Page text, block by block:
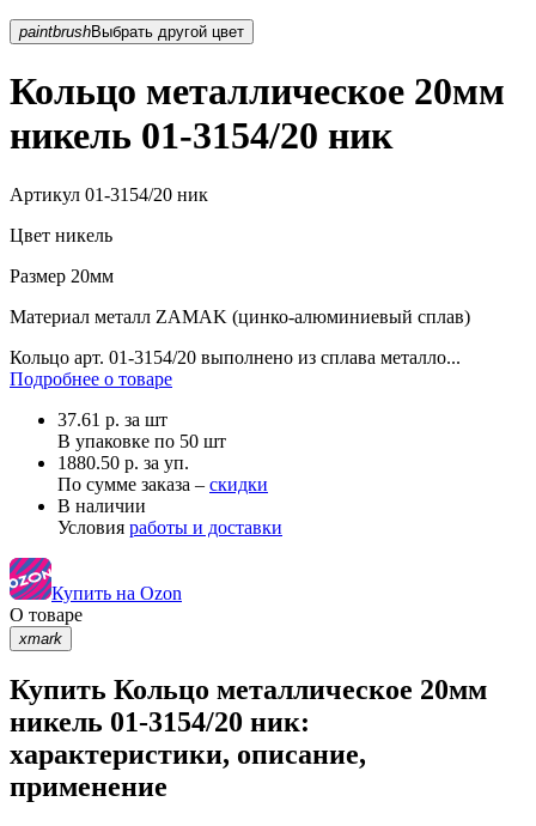
paintbrush Выбрать другой цвет
Кольцо металлическое 20мм
никель 01-3154/20 ник
Артикул 01-3154/20 ник
Цвет никель
Размер 20мм
Материал металл ZAMAK (цинко-алюминиевый сплав)
Кольцо арт. 01-3154/20 выполнено из сплава металло...
Подробнее о товаре
37.61 р. за шт
В упаковке по 50 шт
1880.50 р. за уп.
По сумме заказа – скидки
В наличии
Условия работы и доставки
Купить на Ozon
О товаре
xmark
Купить Кольцо металлическое 20мм
никель 01-3154/20 ник:
характеристики, описание,
применение